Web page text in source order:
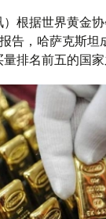
）根据世界黄金
告，哈萨克斯
排名前五的国家